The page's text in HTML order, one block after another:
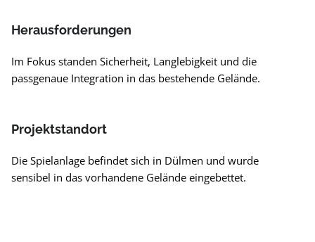
Herausforderungen
Im Fokus standen Sicherheit, Langlebigkeit und die
passgenaue Integration in das bestehende Gelände.
Projektstandort
Die Spielanlage befindet sich in Dülmen und wurde
sensibel in das vorhandene Gelände eingebettet.